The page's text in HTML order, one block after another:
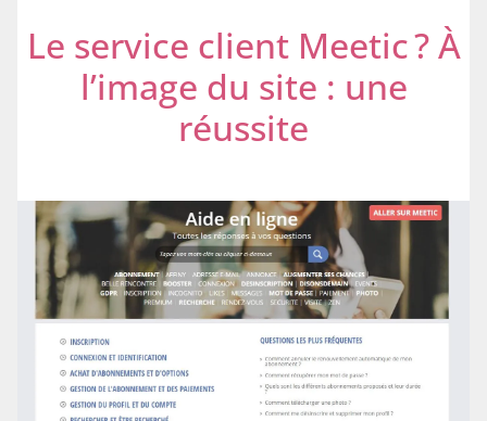
Le service client Meetic ? À
l’image du site : une
réussite